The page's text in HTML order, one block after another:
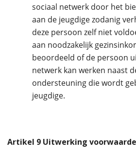
sociaal netwerk door het
aan de jeugdige zodanig
deze persoon zelf niet
aan noodzakelijk
beoordeeld of de persoon
netwerk kan werken naast
ondersteuning die wordt
jeugdige.
Artikel 9 Uitwerking